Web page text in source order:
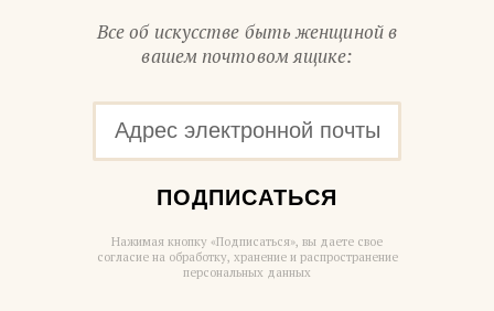
Все об искусстве быть женщиной в
вашем почтовом ящике:
ПОДПИСАТЬСЯ
Нажимая кнопку «Подписаться», вы даете свое
согласие на обработку, хранение и распространение
персональных данных